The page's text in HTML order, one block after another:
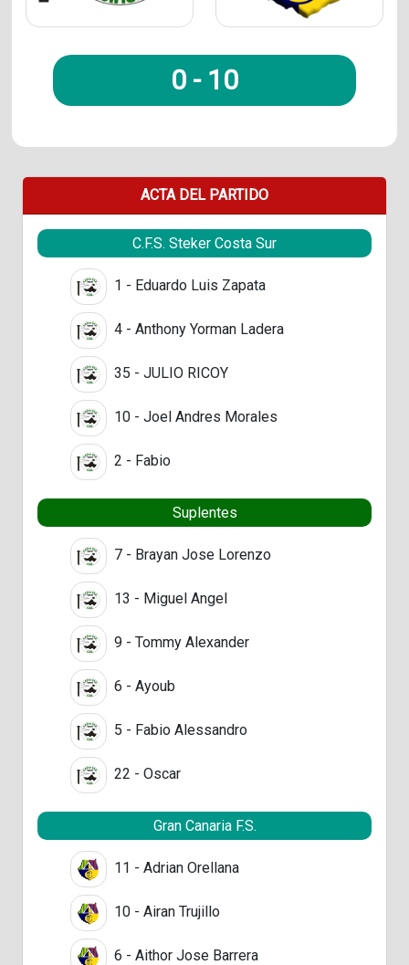
0- 10
ACTA DEL PARTIDO
C.F.S. Steker Costa Sur
1 - Eduardo Luis Zapata
4 - Anthony Yorman Ladera
35 - JULIO RICOY
10 - Joel Andres Morales
2 - Fabio
Suplentes
7 - Brayan Jose Lorenzo
13 - Miguel Angel
9 - Tommy Alexander
6 - Ayoub
5 - Fabio Alessandro
22 - Oscar
Gran Canaria F.S.
11 - Adrian Orellana
10 - Airan Trujillo
6 - Aithor Jose Barrera